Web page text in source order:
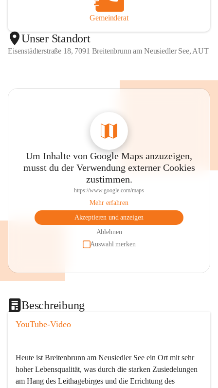
Gemeinderat
Unser Standort
Eisenstädterstraße 18, 7091 Breitenbrunn am Neusiedler See, AUT
Um Inhalte von Google Maps anzuzeigen,
musst du der Verwendung externer Cookies
zustimmen.
https://www.google.com/maps
Mehr erfahren
Akzeptieren und anzeigen
Ablehnen
Auswahl merken
Beschreibung
YouTube-Video
Heute ist Breitenbrunn am Neusiedler See ein Ort mit sehr
hoher Lebensqualität, was durch die starken Zusiedelungen
am Hang des Leithagebirges und die Errichtung des